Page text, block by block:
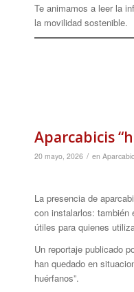
Te animamos a leer la
la movilidad sostenible.
Aparcabicis
20 mayo, 2026 / en
La presencia de
con instalarlos: también
útiles para quienes
Un reportaje publicado
han quedado en
huérfanos”.